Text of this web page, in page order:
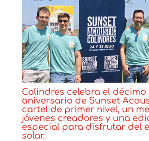
Colindres celebra el décimo
aniversario de Sunset
cartel de primer nivel, un
jóvenes creadores y una
especial para disfrutar del
solar.